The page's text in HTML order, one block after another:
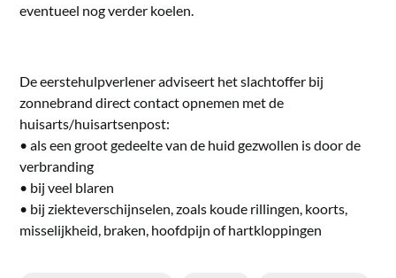
eventueel nog verder koelen.
De eerstehulpverlener adviseert het slachtoffer bij
zonnebrand direct contact opnemen met de
huisarts/huisartsenpost:
• als een groot gedeelte van de huid gezwollen is door de
verbranding
• bij veel blaren
• bij ziekteverschijnselen, zoals koude rillingen, koorts,
misselijkheid, braken, hoofdpijn of hartkloppingen